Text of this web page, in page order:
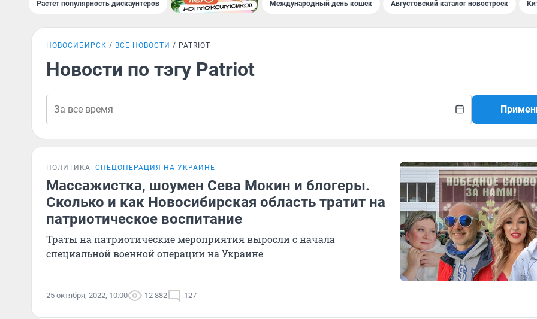
Растет популярность дискаунтеров Международный день кошек Августовский каталог новостроек
НОВОСИБИРСК ВСЕ НОВОСТИ PATRIOT
Новости по тэгу Patriot
ПОЛИТИКА СПЕЦОПЕРАЦИЯ НА УКРАИНЕ
Массажистка, шоумен Сева Мокин и блогеры.
Сколько и как Новосибирская область тратит на
патриотическое воспитание
Траты на патриотические мероприятия выросли с начала
специальной военной операции на Украине
25 октября, 2022, 10:00 12 882 127